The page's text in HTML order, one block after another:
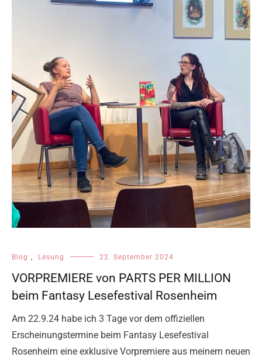
Blog Lesung 22. September 2024
VORPREMIERE von PARTS PER MILLION
beim Fantasy Lesefestival Rosenheim
Am 22.9.24 habe ich 3 Tage vor dem offiziellen
Erscheinungstermine beim Fantasy Lesefestival
Rosenheim eine exklusive Vorpremiere aus meinem neuen